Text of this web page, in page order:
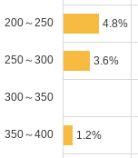
200～250 4.8%
250～300 3.6%
300～350
350～400 1.2%